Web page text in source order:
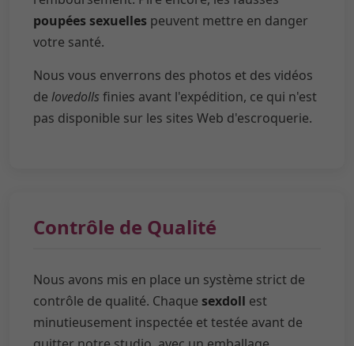
poupées sexuelles
peuvent mettre en danger
votre santé.
Nous vous enverrons des photos et des vidéos
finies avant l'expédition, ce qui n'est
pas disponible sur les sites Web d'escroquerie.
Contrôle de Qualité
Nous avons mis en place un système strict de
contrôle de qualité. Chaque
sexdoll
minutieusement inspectée et testée avant de
quitter notre studio, avec un emballage